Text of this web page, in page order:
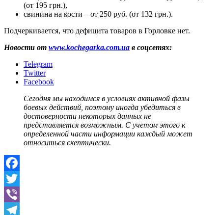
(от 195 грн.),
свинина на кости – от 250 руб. (от 132 грн.).
Подчеркивается, что дефицита товаров в Горловке нет.
Новости от www.kochegarka.com.ua в соцсетях:
Telegram
Twitter
Facebook
Сегодня мы находимся в условиях активной фазы
боевых действий, поэтому иногда убедиться в
достоверности некоторых данных не
представляется возможным. С учетом этого к
определенной части информации каждый может
относиться скептически.
Facebook
Twitter
Viber